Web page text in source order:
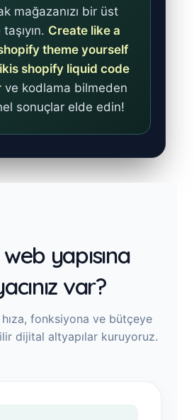
mağazanızı bir üst
Create like a
theme yourself
shopify liquid code
ve kodlama bilmeden
sonuçlar elde edin!
yapısına
var?
hıza, fonksiyona ve bütçeye
dijital altyapılar kuruyoruz.